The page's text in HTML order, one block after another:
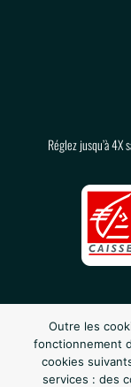
Réglez jusqu’à 4X
Outre les
fonctionnement
cookies
services : des